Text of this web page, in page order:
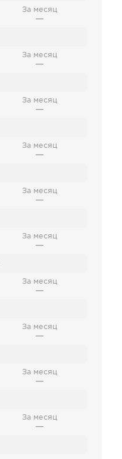
За месяц
—
За месяц
—
За месяц
—
За месяц
—
За месяц
—
За месяц
—
За месяц
—
За месяц
—
За месяц
—
За месяц
—